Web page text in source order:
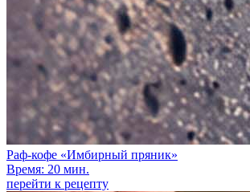
Раф-кофе «Имбирный пряник»
Время: 20 мин.
перейти к рецепту